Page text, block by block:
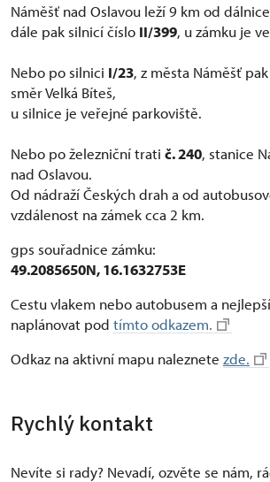
Náměšť nad Oslavou leží 9 km od dálnice
dále pak silnicí číslo II/399, u zámku je
Nebo po silnici I/23, z města Náměšť
směr Velká Bíteš,
u silnice je veřejné parkoviště.
Nebo po železniční trati č. 240, stanice
nad Oslavou.
Od nádraží Českých drah a od
vzdálenost na zámek cca 2 km.
gps souřadnice zámku:
49.2085650N, 16.1632753E
Cestu vlakem nebo autobusem a
naplánovat pod tímto odkazem.
Odkaz na aktivní mapu naleznete zde.
Rychlý kontakt
Nevíte si rady? Nevadí, ozvěte se nám,